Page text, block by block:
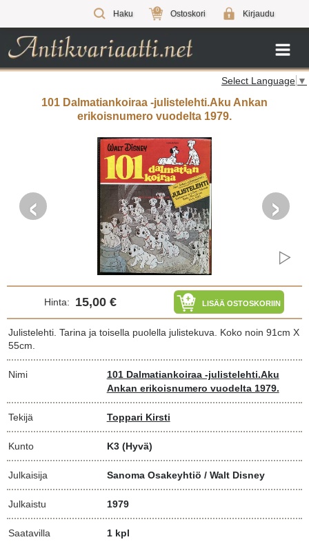
Haku 0 Ostoskori Kirjaudu
Select Language ▼
101 Dalmatiankoiraa -julistelehti.Aku Ankan
erikoisnumero vuodelta 1979.
‹ ›
Hinta: 15,00 € LISÄÄ OSTOSKORIIN
Julistelehti. Tarina ja toisella puolella julistekuva. Koko noin 91cm X
55cm.
Nimi
101 Dalmatiankoiraa -julistelehti.Aku
Ankan erikoisnumero vuodelta 1979.
Tekijä Toppari Kirsti
Kunto K3 (Hyvä)
Julkaisija Sanoma Osakeyhtiö / Walt Disney
Julkaistu 1979
Saatavilla 1 kpl